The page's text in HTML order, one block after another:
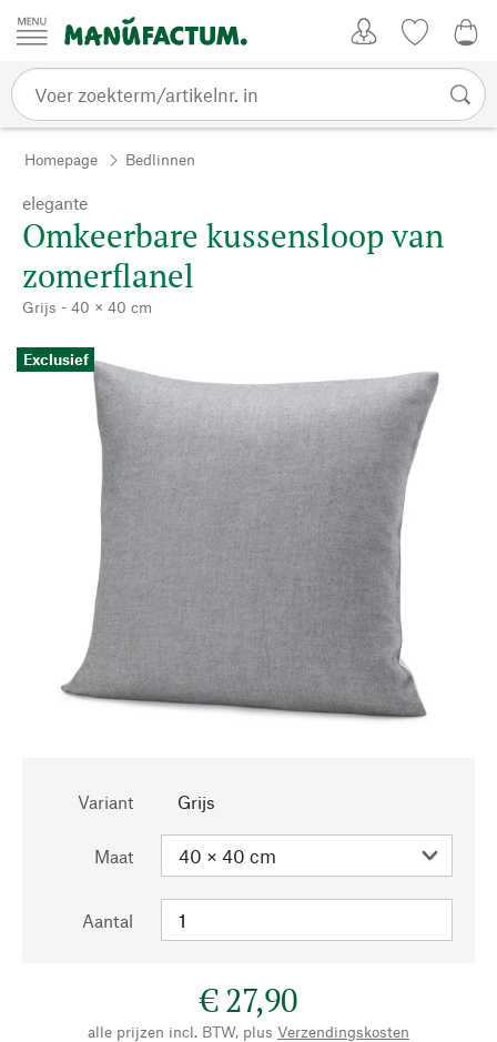
Passer au contenu
Homepage Bedlinnen
elegante
Omkeerbare kussensloop van
zomerflanel
Grijs - 40 × 40 cm
Exclusief
Variant Grijs
Maat
Aantal
€ 27,90
alle prijzen incl. BTW, plus Verzendingskosten